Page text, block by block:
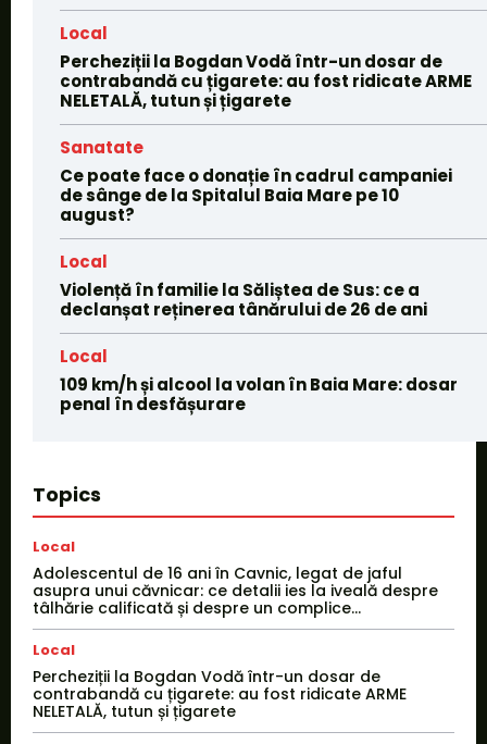
Local
Percheziții la Bogdan Vodă într-un dosar de
contrabandă cu țigarete: au fost ridicate ARME
NELETALĂ, tutun și țigarete
Sanatate
Ce poate face o donație în cadrul campaniei
de sânge de la Spitalul Baia Mare pe 10
august?
Local
Violență în familie la Săliștea de Sus: ce a
declanșat reținerea tânărului de 26 de ani
Local
109 km/h și alcool la volan în Baia Mare: dosar
penal în desfășurare
Topics
Local
Adolescentul de 16 ani în Cavnic, legat de jaful
asupra unui căvnicar: ce detalii ies la iveală despre
tâlhărie calificată și despre un complice...
Local
Percheziții la Bogdan Vodă într-un dosar de
contrabandă cu țigarete: au fost ridicate ARME
NELETALĂ, tutun și țigarete